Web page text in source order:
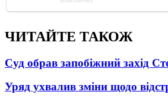
ЧИТАЙТЕ ТАКОЖ
Суд обрав запобіжний захід
Уряд ухвалив зміни щодо